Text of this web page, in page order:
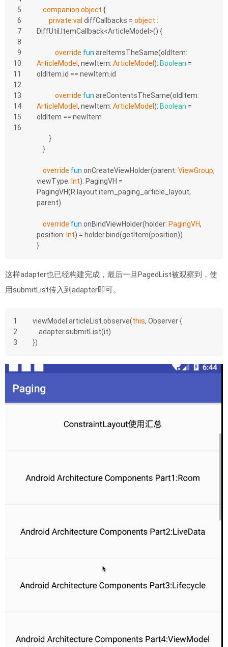
5
6
7
8
9
10
11
12
13
14
15
16
companion object {
private val diffCallbacks = object :
DiffUtil.ItemCallback<ArticleModel>() {
override fun areItemsTheSame
ArticleModel , newItem: ArticleModel ): Boolean =
oldItem.id == newItem.id
override fun areContentsTheSame
ArticleModel , newItem: ArticleModel ): Boolean =
oldItem == newItem
        }
    }
override fun onCreateViewHolder(parent: ViewGroup,
viewType: Int): PagingVH =
PagingVH(R.layout.item_paging_article_layout,
parent)
override fun onBindViewHolder(holder: PagingVH,
position: Int) = holder.bind(getItem(position))
}
这样adapter也已经构建完成，最后一旦PagedList被观察到，使
用submitList传入到adapter即可。
1
2
3
viewModel.articleList.observe(this, Observer {
    adapter.submitList(it)
})